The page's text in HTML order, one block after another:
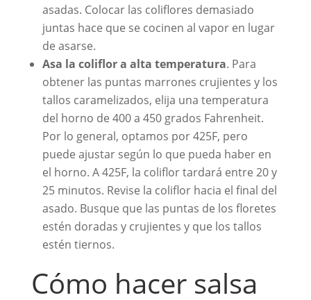
asadas. Colocar las coliflores demasiado
juntas hace que se cocinen al vapor en lugar
de asarse.
Asa la coliflor a alta temperatura. Para
obtener las puntas marrones crujientes y los
tallos caramelizados, elija una temperatura
del horno de 400 a 450 grados Fahrenheit.
Por lo general, optamos por 425F, pero
puede ajustar según lo que pueda haber en
el horno. A 425F, la coliflor tardará entre 20 y
25 minutos. Revise la coliflor hacia el final del
asado. Busque que las puntas de los floretes
estén doradas y crujientes y que los tallos
estén tiernos.
Cómo hacer salsa